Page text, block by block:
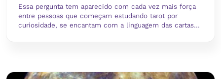
Essa pergunta tem aparecido com cada vez mais força
entre pessoas que começam estudando tarot por
curiosidade, se encantam com a linguagem das cartas...